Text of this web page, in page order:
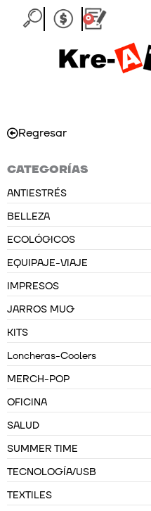
0
Carrito
Regresar
CATEGORÍAS
ANTIESTRÉS
BELLEZA
ECOLÓGICOS
EQUIPAJE-VIAJE
IMPRESOS
JARROS MUG
KITS
Loncheras-Coolers
MERCH-POP
OFICINA
SALUD
SUMMER TIME
TECNOLOGÍA/USB
TEXTILES